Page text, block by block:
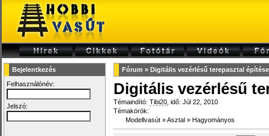
Bejelentkezés
Felhasználónév:
Jelszó:
Fórum » Digitális vezérlésű terepasztal építése
Digitális vezérlésű
Témaindító: Tibi20 , idő: Júl 22, 2010
Témakörök:
Modellvasút »Asztal » Hagyományos